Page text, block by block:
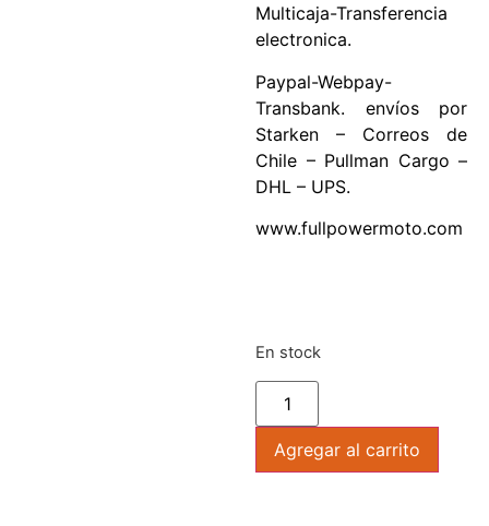
Multicaja-Transferencia
electronica.
Paypal-Webpay-
Transbank. envíos por
Starken – Correos de
Chile – Pullman Cargo –
DHL – UPS.
www.fullpowermoto.com
En stock
Agregar al carrito